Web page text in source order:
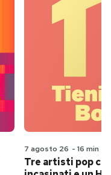
7 agosto 26 - 16 min
Tre artisti pop